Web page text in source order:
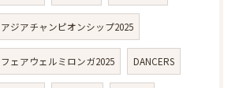
アジアチャンピオンシップ2025
フェアウェルミロンガ2025 DANCERS